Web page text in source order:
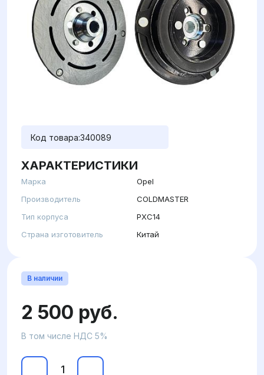
Код товара:340089
ХАРАКТЕРИСТИКИ
Марка
Opel
Производитель
COLDMASTER
Тип корпуса
PXC14
Страна изготовитель
Китай
В наличии
2 500 руб.
В том числе НДС 5%